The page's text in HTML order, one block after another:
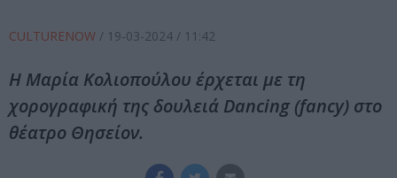
CULTURENOW / 19-03-2024 / 11:42
Η Μαρία Κολιοπούλου έρχεται με τη
χορογραφική της δουλειά Dancing (fancy) στο
θέατρο Θησείον.